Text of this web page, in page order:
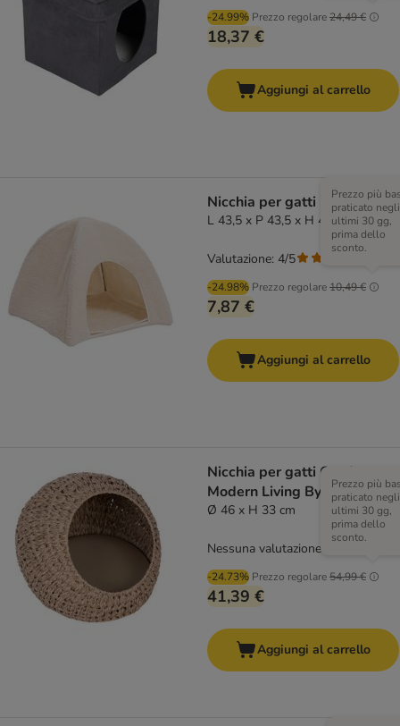
-24.99% Prezzo regolare24,49 €
18,37 €
Aggiungi al carrello
Nicchia per gatti
L 43,5 x P 43,5 x H 40 cm
-24.98% Prezzo regolare10,49 €
Prezzo più
praticato negli
ultimi 30 gg,
prima dello
sconto.
7,87 €
Valutazione: 4/5
Aggiungi al carrello
Nicchia per gatti Outdoor
Modern Living Byron Bay
Ø 46 x H 33 cm
-24.73% Prezzo regolare54,99 €
Prezzo più
praticato negli
ultimi 30 gg,
prima dello
sconto.
41,39 €
Nessuna valutazione
Aggiungi al carrello